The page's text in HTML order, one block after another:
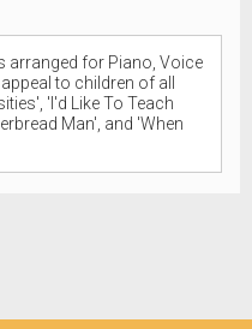
arranged for Piano, Voice
to children of all
'I'd Like To Teach
Man', and 'When